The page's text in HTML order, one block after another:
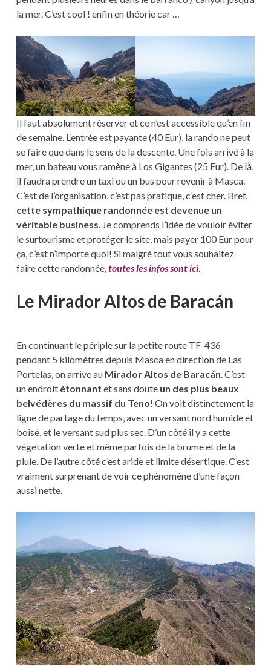
la mer. C’est cool ! enfin en théorie car …
Il faut absolument réserver et ce n’est accessible qu’en fin
de semaine. L’entrée est payante (40 Eur), la rando ne peut
se faire que dans le sens de la descente. Une fois arrivé à la
mer, un bateau vous ramène à Los Gigantes (25 Eur). De là,
il faudra prendre un taxi ou un bus pour revenir à Masca.
C’est de l’organisation, c’est pas pratique, c’est cher. Bref,
cette sympathique randonnée est devenue un
véritable business . Je comprends l’idée de vouloir éviter
le surtourisme et protéger le site, mais payer 100 Eur pour
ça, c’est n’importe quoi! Si malgré tout vous souhaitez
faire cette randonnée, toutes les infos sont ici.
Le Mirador Altos de Baracán
En continuant le périple sur la petite route TF-436
pendant 5 kilomètres depuis Masca en direction de Las
Portelas, on arrive au Mirador Altos de Baracán . C’est
un endroit étonnant et sans doute un des plus beaux
belvédères du massif du Teno! On voit distinctement la
ligne de partage du temps, avec un versant nord humide et
boisé, et le versant sud plus sec. D’un côté il y a cette
végétation verte et même parfois de la brume et de la
pluie. De l’autre côté c’est aride et limite désertique. C’est
vraiment surprenant de voir ce phénomène d’une façon
aussi nette.